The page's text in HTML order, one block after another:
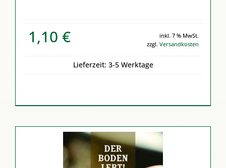
1,10 €
inkl. 7 % MwSt.
zzgl.Versandkosten
Lieferzeit: 3-5 Werktage